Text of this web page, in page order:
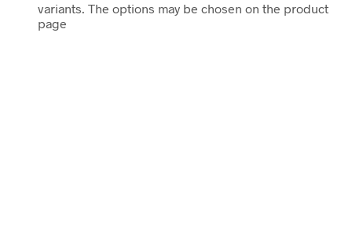
variants. The options may be chosen on the product
page